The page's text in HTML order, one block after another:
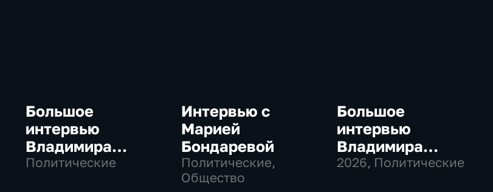
Большое
интервью
Владимира
Путина Сергею
Политические
Интервью с
Марией
Бондаревой
Политические,
Общество
Большое
интервью
Владимира
Соловьева
2026, Политические